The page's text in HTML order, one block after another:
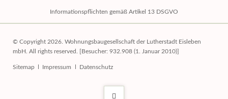
Informationspflichten gemäß Artikel 13 DSGVO
© Copyright 2026. Wohnungsbaugesellschaft der Lutherstadt Eisleben
mbH. All rights reserved. [Besucher: 932.908 (1. Januar 2010)]
Navigation
Sitemap Impressum Datenschutz